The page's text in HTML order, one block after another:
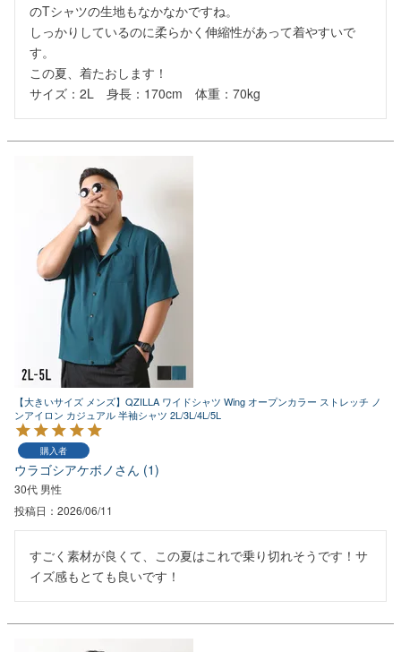
のTシャツの生地もなかなかですね。
しっかりしているのに柔らかく伸縮性があって着やすいで
す。
この夏、着たおします！
サイズ：2L　身長：170cm　体重：70kg
【大きいサイズ メンズ】QZILLA ワイドシャツ Wing オープンカラー ストレッチ ノ
ンアイロン カジュアル 半袖シャツ 2L/3L/4L/5L
購入者
ウラゴシアケボノ 1
30代 男性
投稿日
2026/06/11
すごく素材が良くて、この夏はこれで乗り切れそうです！サ
イズ感もとても良いです！